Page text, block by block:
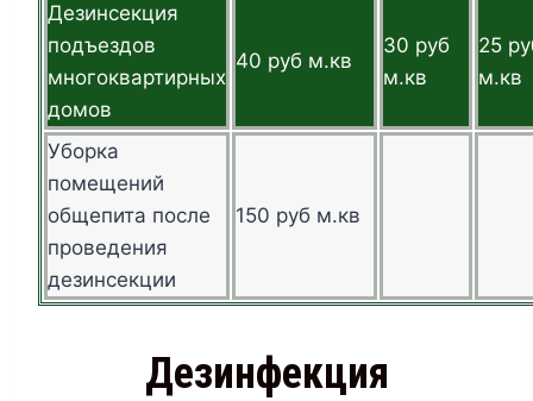
Дезинсекция
подъездов
многоквартирных
домов
40 руб м.кв
30 руб
м.кв
25
м.кв
Уборка
помещений
общепита после
проведения
дезинсекции
150 руб м.кв
Дезинфекция